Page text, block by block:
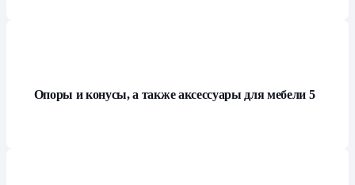
Опоры и конусы, а также аксессуары для мебели 5